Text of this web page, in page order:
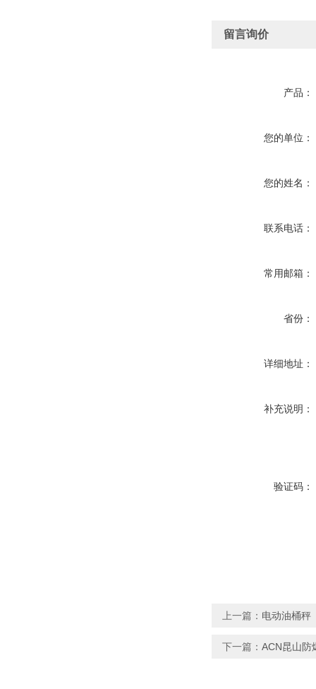
留言询价
产品：
您的单位：
您的姓名：
联系电话：
常用邮箱：
省份：
详细地址：
补充说明：
验证码：
上一篇： 电动油桶秤
下一篇： ACN昆山防